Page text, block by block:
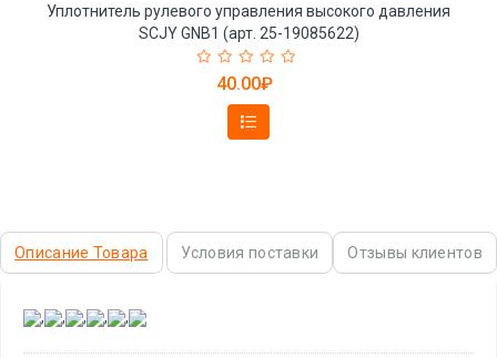
Уплотнитель рулевого управления высокого давления
SCJY GNB1 (арт. 25-19085622)
40.00₽
Описание Товара Условия поставки Отзывы клиентов
, , , , ,